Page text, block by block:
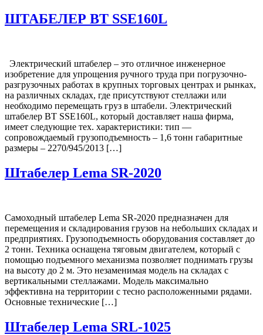
ШТАБЕЛЕР BT SSE160L
Электрический штабелер – это отличное инженерное
изобретение для упрощения ручного труда при погрузочно-
разгрузочных работах в крупных торговых центрах и рынках,
на различных складах, где присутствуют стеллажи или
необходимо перемещать груз в штабели. Электрический
штабелер BT SSE160L, который доставляет наша фирма,
имеет следующие тех. характеристики: тип —
сопровождаемый грузоподъемность – 1,6 тонн габаритные
размеры – 2270/945/2013 […]
Штабелер Lema SR-2020
Самоходный штабелер Lema SR-2020 предназначен для
перемещения и складирования грузов на небольших складах и
предприятиях. Грузоподъемность оборудования составляет до
2 тонн. Техника оснащена тяговым двигателем, который с
помощью подъемного механизма позволяет поднимать грузы
на высоту до 2 м. Это незаменимая модель на складах с
вертикальными стеллажами. Модель максимально
эффективна на территории с тесно расположенными рядами.
Основные технические […]
Штабелер Lema SRL-1025